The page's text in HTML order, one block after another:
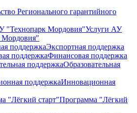
Регионального гарантийного
Услуги АУ
Мордовия"
Экспортная поддержка
Финансовая поддержка
Образовательная
Инновационная
Программа "Лёгкий